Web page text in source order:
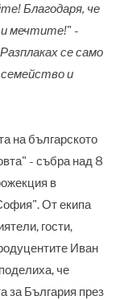
Благодаря, че
и мечтите!" -
Разплаках се само
и
на българското
- събра над 8
в
От екипа
гости,
Иван
че
за България през